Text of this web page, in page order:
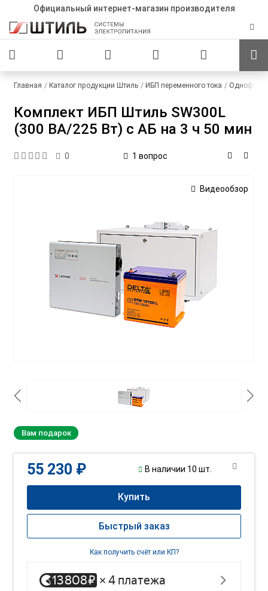
Официальный интернет-магазин производителя
Главная Каталог продукции Штиль ИБП переменного тока
Комплект ИБП Штиль SW300L
(300 ВА/225 Вт) c АБ на 3 ч 50 мин
0 1 вопрос
Видеообзор
Вам подарок
55 230 ₽ В наличии 10 шт.
Купить
Быстрый заказ
Как получить счёт или КП?